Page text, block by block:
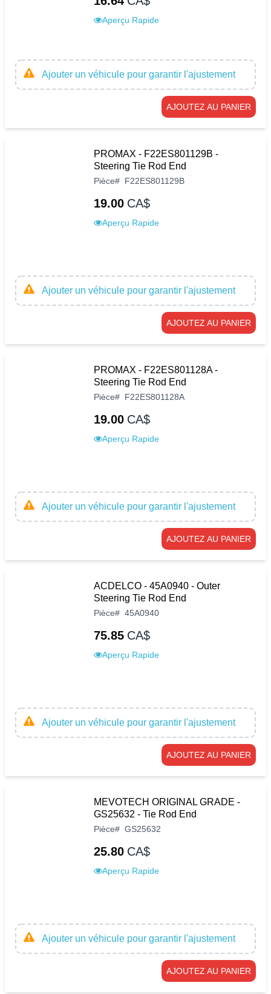
Aperçu Rapide
Ajouter un véhicule pour garantir l'ajustement
AJOUTEZ AU PANIER
PROMAX - F22ES801129B -
Steering Tie Rod End
Pièce# F22ES801129B
19.00 CA$
Aperçu Rapide
Ajouter un véhicule pour garantir l'ajustement
AJOUTEZ AU PANIER
PROMAX - F22ES801128A -
Steering Tie Rod End
Pièce# F22ES801128A
19.00 CA$
Aperçu Rapide
Ajouter un véhicule pour garantir l'ajustement
AJOUTEZ AU PANIER
ACDELCO - 45A0940 - Outer
Steering Tie Rod End
Pièce# 45A0940
75.85 CA$
Aperçu Rapide
Ajouter un véhicule pour garantir l'ajustement
AJOUTEZ AU PANIER
MEVOTECH ORIGINAL GRADE -
GS25632 - Tie Rod End
Pièce# GS25632
25.80 CA$
Aperçu Rapide
Ajouter un véhicule pour garantir l'ajustement
AJOUTEZ AU PANIER